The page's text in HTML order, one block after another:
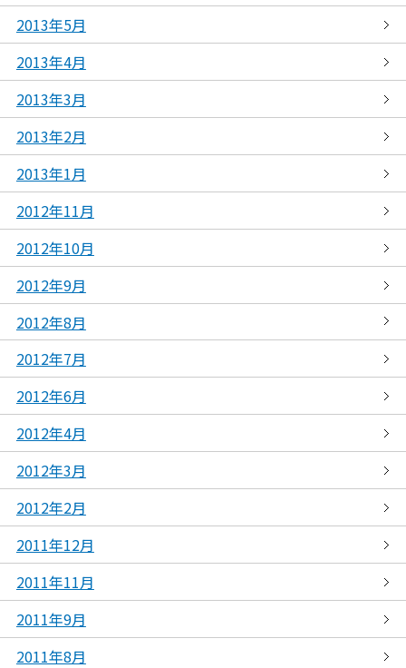
2013年5月
2013年4月
2013年3月
2013年2月
2013年1月
2012年11月
2012年10月
2012年9月
2012年8月
2012年7月
2012年6月
2012年4月
2012年3月
2012年2月
2011年12月
2011年11月
2011年9月
2011年8月